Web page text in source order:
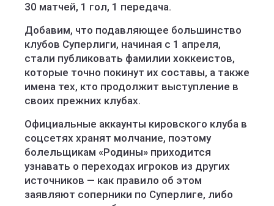
30 матчей, 1 гол, 1 передача.
Добавим, что подавляющее большинство
клубов Суперлиги, начиная с 1 апреля,
стали публиковать фамилии хоккеистов,
которые точно покинут их составы, а также
имена тех, кто продолжит выступление в
своих прежних клубах.
Официальные аккаунты кировского клуба в
соцсетях хранят молчание, поэтому
болельщикам «Родины» приходится
узнавать о переходах игроков из других
источников — как правило об этом
заявляют соперники по Суперлиге, либо